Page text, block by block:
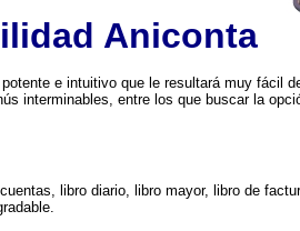
Aniconta
e intuitivo que le resultará muy fácil
interminables, entre los que buscar la
libro diario, libro mayor, libro de